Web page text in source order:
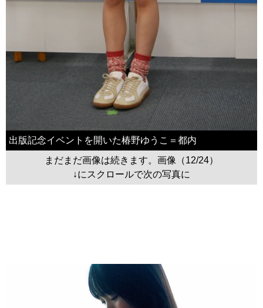
出版記念イベントを開いた椿野ゆうこ＝都内
まだまだ画像は続きます。画像（12/24）
↓にスクロールで次の写真に